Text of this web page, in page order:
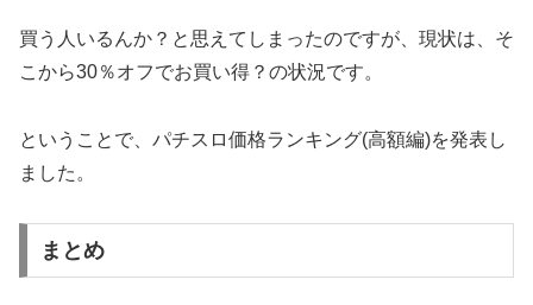
買う人いるんか？と思えてしまったのですが、現状は、そ
こから30％オフでお買い得？の状況です。
ということで、パチスロ価格ランキング(高額編)を発表し
ました。
まとめ